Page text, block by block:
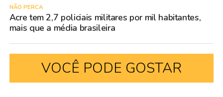
NÃO PERCA
Acre tem 2,7 policiais militares por mil habitantes,
mais que a média brasileira
VOCÊ PODE GOSTAR